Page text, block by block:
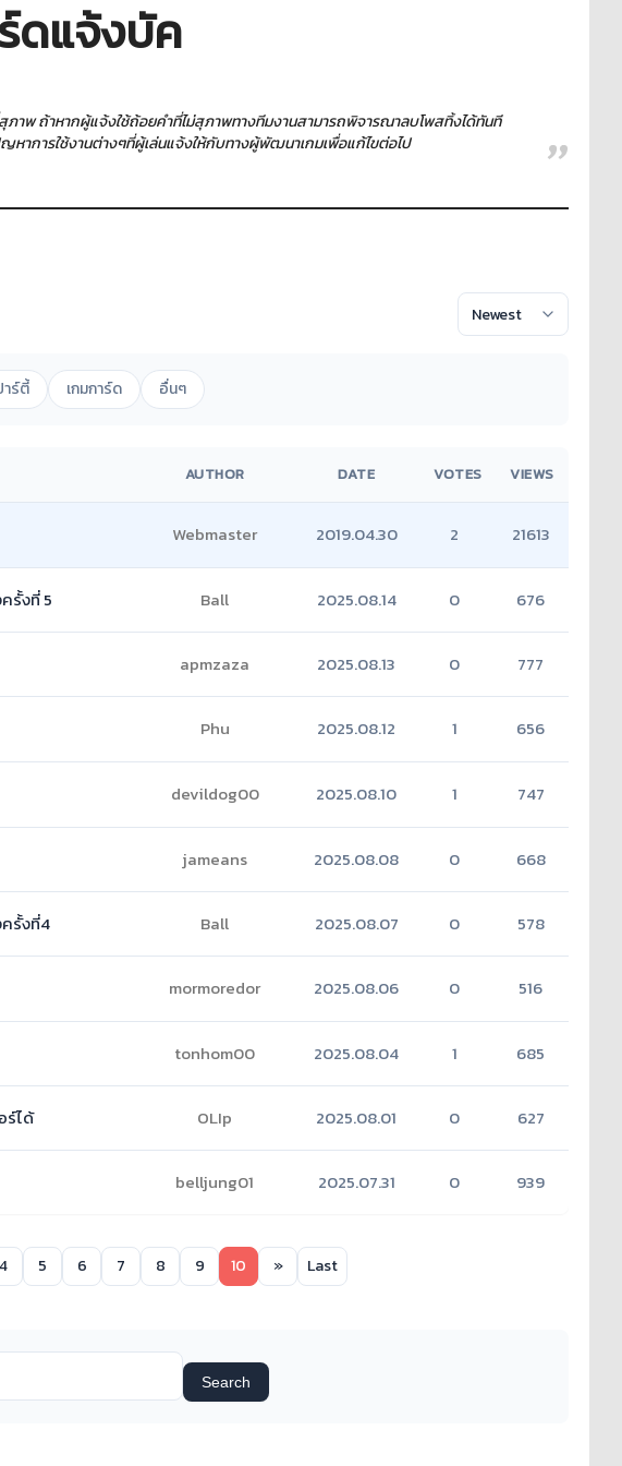
ดแจ้งบัค
าพ ถ้าหากผู้แจ้งใช้ถ้อยคำที่ไม่สุภาพทางทีมงานสามารถพิจารณาลบโพสทิ้งได้ทันที
หาการใช้งานต่างๆที่ผู้เล่นแจ้งให้กับทางผู้พัฒนาเกมเพื่อแก้ไขต่อไป
ร์ตี้ เกมการ์ด อื่นๆ
AUTHOR DATE VOTES VIEWS
Webmaster 2019.04.30 2 21613
รั้งที่ 5 Ball 2025.08.14 0 676
apmzaza 2025.08.13 0 777
Phu 2025.08.12 1 656
devildog00 2025.08.10 1 747
jameans 2025.08.08 0 668
ครั้งที่4 Ball 2025.08.07 0 578
mormoredor 2025.08.06 0 516
tonhom00 2025.08.04 1 685
ร์ได้ OLIp 2025.08.01 0 627
belljung01 2025.07.31 0 939
4 5 6 7 8 9 10 » Last
Search